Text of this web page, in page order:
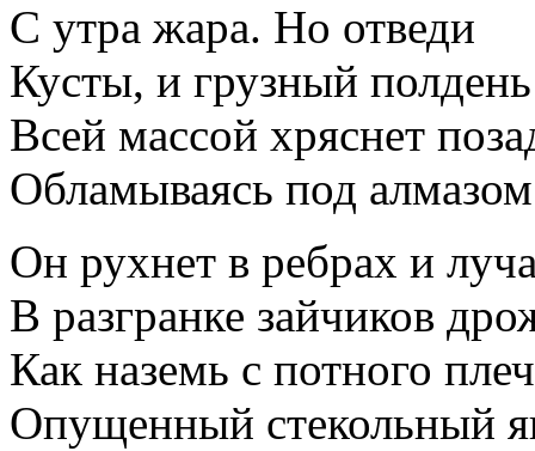
С утра жара. Но отведи
Кусты, и грузный
Всей массой хряснет
Обламываясь под
Он рухнет в ребрах и
В разгранке зайчиков
Как наземь с потного
Опущенный стекольный